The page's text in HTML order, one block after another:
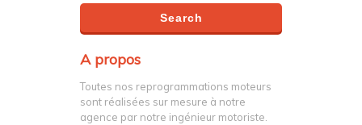
A propos
Toutes nos reprogrammations moteurs
sont réalisées sur mesure à notre
agence par notre ingénieur motoriste.